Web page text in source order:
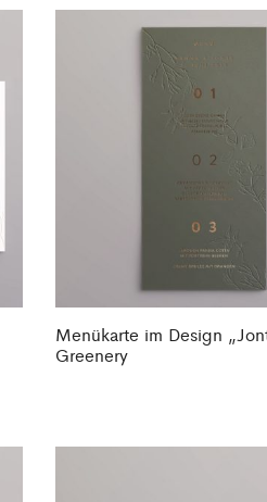
Menükarte im Design
Greenery